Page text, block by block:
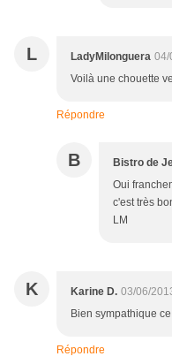
L LadyMilonguera 04/
Voilà une chouette
Répondre
B Bistro de
Oui
c'est très
LM
K Karine D. 03/06/
Bien sympathique
Répondre